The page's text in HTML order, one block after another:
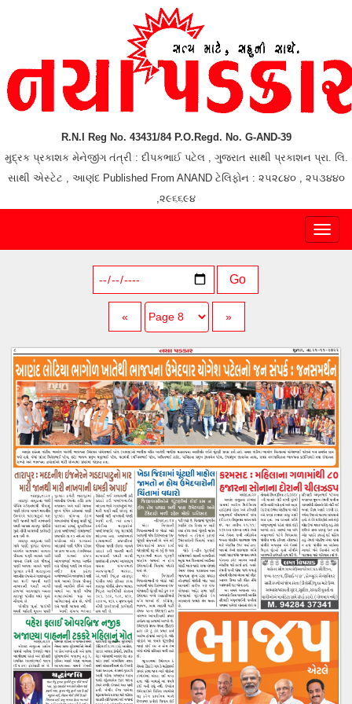
R.N.I Reg No. 43431/84 P.O.Regd. No. G-AND-39
મુદ્રક પ્રકાશક મેનેજીંગ તંત્રી : દીપકભાઈ પટેલ , ગુજરાત સાથી પ્રકાશન પ્રા. લિ.
સાથી એસ્ટેટ , આણંદ Published From ANAND ટેલિફોન : ૨૫૨૮૪૦ , ૨૫૩૪૪૦
,૨૯૬૬૯૪
Go
« »